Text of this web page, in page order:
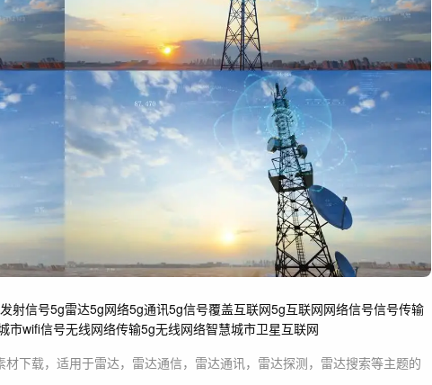
射信号5g雷达5g网络5g通讯5g信号覆盖互联网5g互联网网络信号信号传输
市wifi信号无线网络传输5g无线网络智慧城市卫星互联网
材下载，适用于雷达，雷达通信，雷达通讯，雷达探测，雷达搜索等主题的